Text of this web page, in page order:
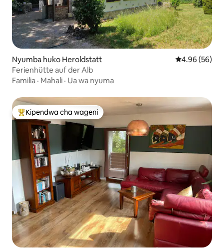
Nyumba huko Heroldstatt Ukadiriaji wa
4.96 (56)
Ferienhütte auf der Alb
Familia · Mahali · Ua wa nyuma
Kipendwa maarufu cha wageni
Kipendwa cha wageni